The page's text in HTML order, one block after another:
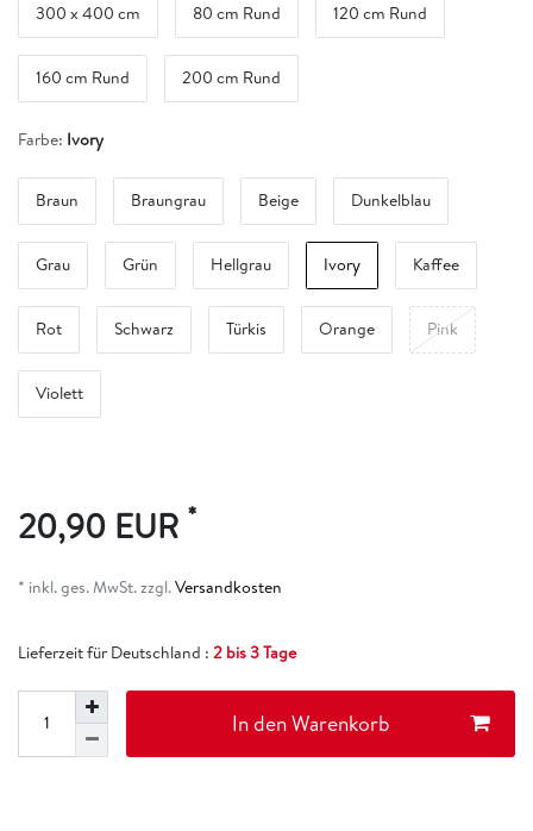
300 x 400 cm 80 cm Rund 120 cm Rund
160 cm Rund 200 cm Rund
Farbe: Ivory
Braun Braungrau Beige Dunkelblau
Grau Grün Hellgrau Ivory Kaffee
Rot Schwarz Türkis Orange Pink
Violett
20,90 EUR *
* inkl. ges. MwSt. zzgl.Versandkosten
Lieferzeit für Deutschland : 2 bis 3 Tage
In den Warenkorb